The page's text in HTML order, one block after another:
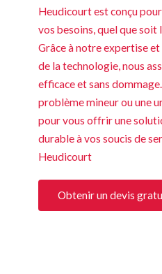
Heudicourt est conçu
vos besoins, quel que soit
Grâce à notre expertise
de la technologie, nous
efficace et sans
problème mineur ou une
pour vous offrir une
durable à vos soucis de
Heudicourt
Obtenir un devis